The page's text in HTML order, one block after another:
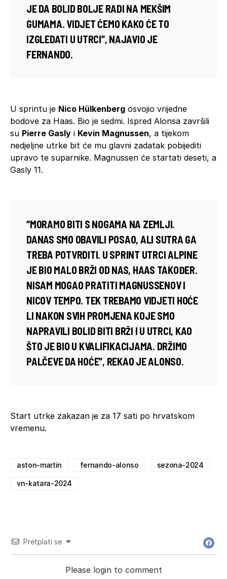
JE DA BOLID BOLJE RADI NA MEKŠIM
GUMAMA. VIDJET ĆEMO KAKO ĆE TO
IZGLEDATI U UTRCI”, NAJAVIO JE
FERNANDO.
U sprintu je Nico Hülkenberg osvojio vrijedne
bodove za Haas. Bio je sedmi. Ispred Alonsa završili
su Pierre Gasly i Kevin Magnussen, a tijekom
nedjeljne utrke bit će mu glavni zadatak pobijediti
upravo te suparnike. Magnussen će startati deseti, a
Gasly 11.
“MORAMO BITI S NOGAMA NA ZEMLJI.
DANAS SMO OBAVILI POSAO, ALI SUTRA GA
TREBA POTVRDITI. U SPRINT UTRCI ALPINE
JE BIO MALO BRŽI OD NAS, HAAS TAKOĐER.
NISAM MOGAO PRATITI MAGNUSSENOV I
NICOV TEMPO. TEK TREBAMO VIDJETI HOĆE
LI NAKON SVIH PROMJENA KOJE SMO
NAPRAVILI BOLID BITI BRŽI I U UTRCI, KAO
ŠTO JE BIO U KVALIFIKACIJAMA. DRŽIMO
PALČEVE DA HOĆE”, REKAO JE ALONSO.
Start utrke zakazan je za 17 sati po hrvatskom
vremenu.
aston-martin fernando-alonso sezona-2024
vn-katara-2024
Pretplati se
Please login to comment